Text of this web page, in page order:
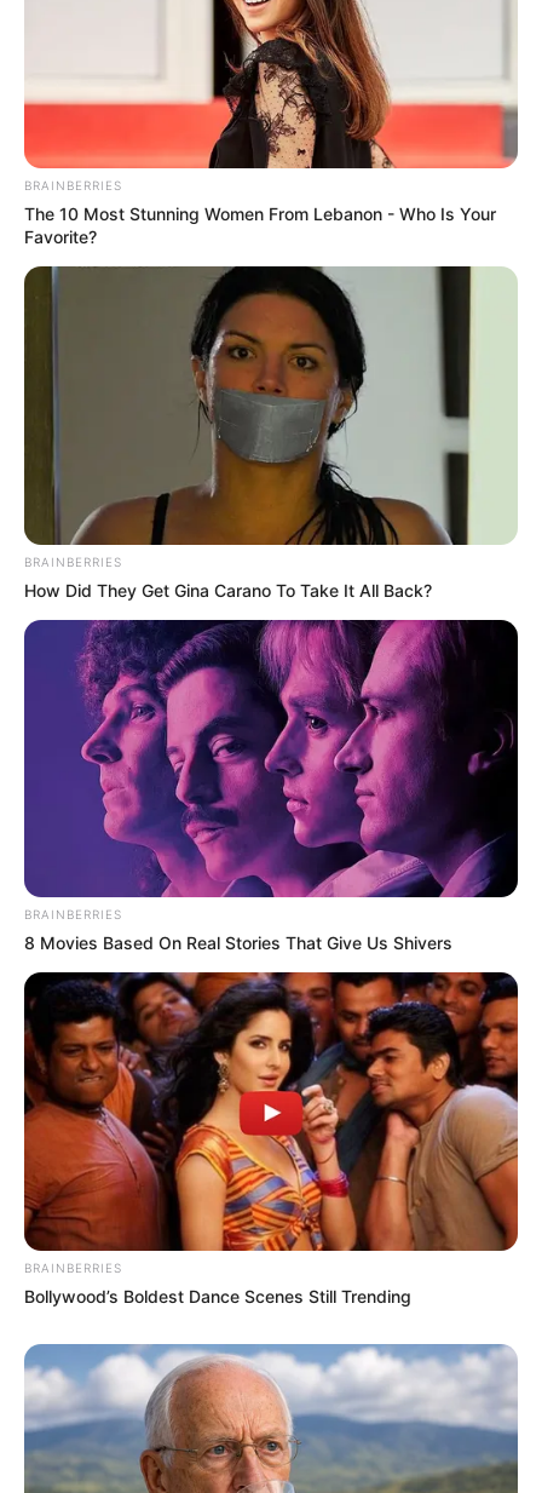
BRAINBERRIES
The 10 Most Stunning Women From Lebanon - Who Is Your
Favorite?
BRAINBERRIES
How Did They Get Gina Carano To Take It All Back?
BRAINBERRIES
8 Movies Based On Real Stories That Give Us Shivers
BRAINBERRIES
Bollywood’s Boldest Dance Scenes Still Trending